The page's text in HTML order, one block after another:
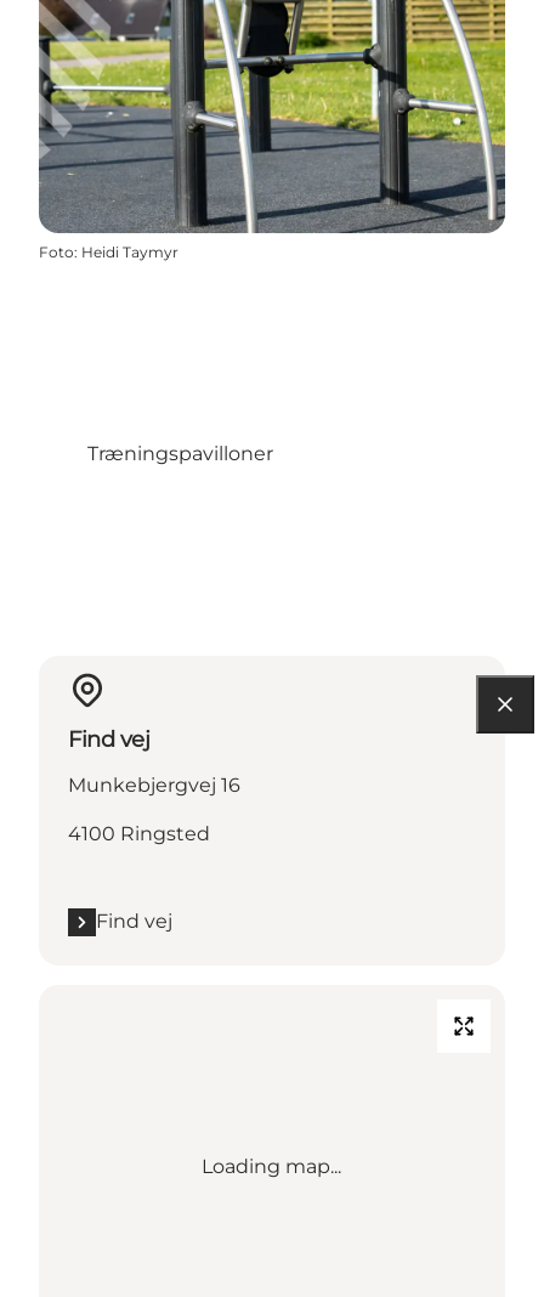
Foto: Heidi Taymyr
Træningspavilloner
Find vej
Munkebjergvej 16
4100 Ringsted
Find vej
Loading map...